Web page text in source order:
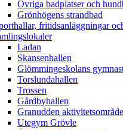
Övriga badplatser och
Grönhögens strandbad
fritidsanläggningar
Ladan
Skansenhallen
Glömmingeskolans
Torslundahallen
Trossen
Gårdbyhallen
Granudden aktivitetsområde
Utegym Grövle